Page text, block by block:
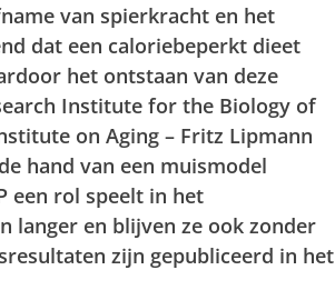
van spierkracht en het
dat een caloriebeperkt dieet
het ontstaan van deze
Institute for the Biology of
on Aging – Fritz Lipmann
hand van een muismodel
een rol speelt in het
langer en blijven ze ook zonder
zijn gepubliceerd in het